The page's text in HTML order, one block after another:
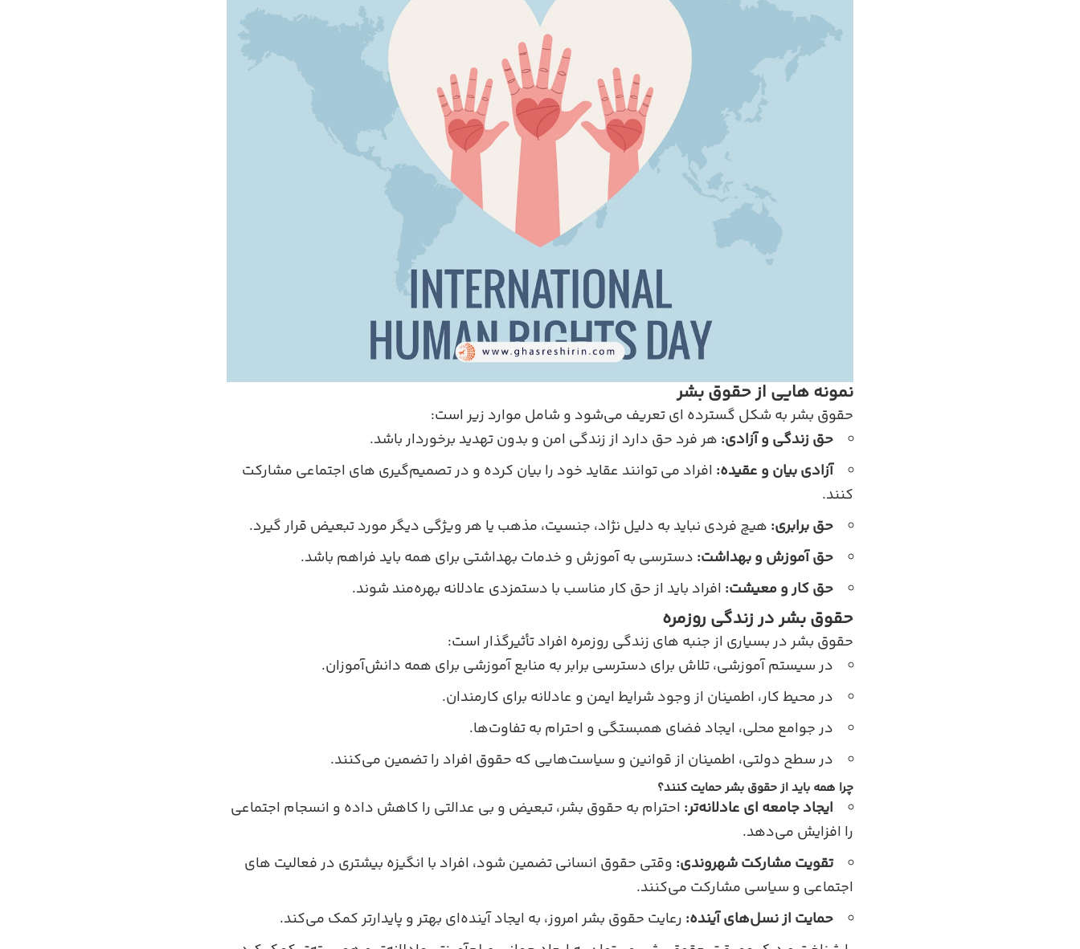
نمونه‌ هایی از حقوق بشر
حقوق بشر به شکل گسترده‌ ای تعریف می‌شود و شامل موارد زیر است:
حق زندگی و آزادی: هر فرد حق دارد از زندگی امن و بدون تهدید برخوردار باشد.
آزادی بیان و عقیده: افراد می‌ توانند عقاید خود را بیان کرده و در تصمیم‌گیری‌ های اجتماعی مشارکت
کنند.
حق برابری: هیچ فردی نباید به دلیل نژاد، جنسیت، مذهب یا هر ویژگی دیگر مورد تبعیض قرار گیرد.
حق آموزش و بهداشت: دسترسی به آموزش و خدمات بهداشتی برای همه باید فراهم باشد.
حق کار و معیشت: افراد باید از حق کار مناسب با دستمزدی عادلانه بهره‌مند شوند.
حقوق بشر در زندگی روزمره
حقوق بشر در بسیاری از جنبه‌ های زندگی روزمره افراد تأثیرگذار است:
در سیستم آموزشی، تلاش برای دسترسی برابر به منابع آموزشی برای همه دانش‌آموزان.
در محیط کار، اطمینان از وجود شرایط ایمن و عادلانه برای کارمندان.
در جوامع محلی، ایجاد فضای همبستگی و احترام به تفاوت‌ها.
در سطح دولتی، اطمینان از قوانین و سیاست‌هایی که حقوق افراد را تضمین می‌کنند.
چرا همه باید از حقوق بشر حمایت کنند؟
ایجاد جامعه‌ ای عادلانه‌تر: احترام به حقوق بشر، تبعیض و بی‌ عدالتی را کاهش داده و انسجام اجتماعی
را افزایش می‌دهد.
تقویت مشارکت شهروندی: وقتی حقوق انسانی تضمین شود، افراد با انگیزه بیشتری در فعالیت‌ های
اجتماعی و سیاسی مشارکت می‌کنند.
حمایت از نسل‌های آینده: رعایت حقوق بشر امروز، به ایجاد آینده‌ای بهتر و پایدارتر کمک می‌کند.